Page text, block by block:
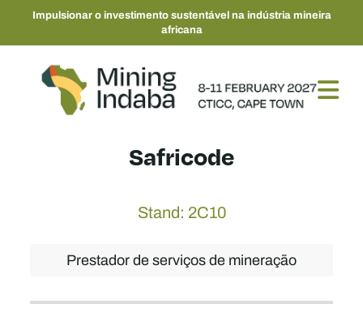
Impulsionar o investimento sustentável na indústria mineira
africana
Safricode
Stand: 2C10
Prestador de serviços de mineração